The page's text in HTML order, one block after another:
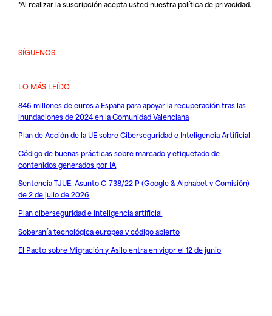
*Al realizar la suscripción acepta usted nuestrapolítica de privacidad.
SÍGUENOS
LO MÁS LEÍDO
846 millones de euros a España para apoyar la recuperación tras las
inundaciones de 2024 en la Comunidad Valenciana
Plan de Acción de la UE sobre Ciberseguridad e Inteligencia Artificial
Código de buenas prácticas sobre marcado y etiquetado de
contenidos generados por IA
Sentencia TJUE. Asunto C-738/22 P (Google & Alphabet v Comisión)
de 2 de julio de 2026
Plan ciberseguridad e inteligencia artificial
Soberanía tecnológica europea y código abierto
El Pacto sobre Migración y Asilo entra en vigor el 12 de junio